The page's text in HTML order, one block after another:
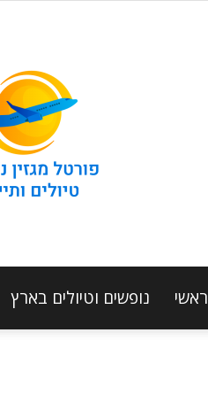
ראשי נופשים וטיולים בארץ